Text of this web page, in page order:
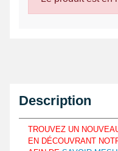
Description
TROUVEZ UN
EN DÉCOUVRANT